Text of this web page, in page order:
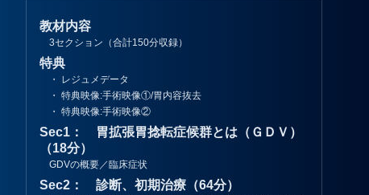
教材内容
3セクション（合計150分収録）
特典
・ レジュメデータ
・ 特典映像:手術映像①/胃内容抜去
・ 特典映像:手術映像②
Sec1： 胃拡張胃捻転症候群とは（ＧＤＶ）
（18分）
GDVの概要／臨床症状
Sec2： 診断、初期治療（64分）